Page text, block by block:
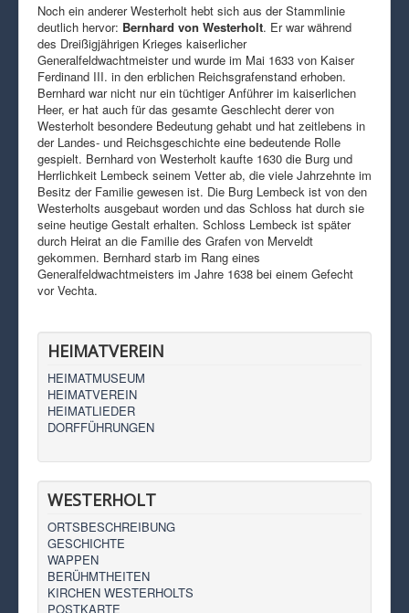
Noch ein anderer Westerholt hebt sich aus der Stammlinie
deutlich hervor: Bernhard von Westerholt. Er war während
des Dreißigjährigen Krieges kaiserlicher
Generalfeldwachtmeister und wurde im Mai 1633 von Kaiser
Ferdinand III. in den erblichen Reichsgrafenstand erhoben.
Bernhard war nicht nur ein tüchtiger Anführer im kaiserlichen
Heer, er hat auch für das gesamte Geschlecht derer von
Westerholt besondere Bedeutung gehabt und hat zeitlebens in
der Landes- und Reichsgeschichte eine bedeutende Rolle
gespielt. Bernhard von Westerholt kaufte 1630 die Burg und
Herrlichkeit Lembeck seinem Vetter ab, die viele Jahrzehnte im
Besitz der Familie gewesen ist. Die Burg Lembeck ist von den
Westerholts ausgebaut worden und das Schloss hat durch sie
seine heutige Gestalt erhalten. Schloss Lembeck ist später
durch Heirat an die Familie des Grafen von Merveldt
gekommen. Bernhard starb im Rang eines
Generalfeldwachtmeisters im Jahre 1638 bei einem Gefecht
vor Vechta.
HEIMATVEREIN
HEIMATMUSEUM
HEIMATVEREIN
HEIMATLIEDER
DORFFÜHRUNGEN
WESTERHOLT
ORTSBESCHREIBUNG
GESCHICHTE
WAPPEN
BERÜHMTHEITEN
KIRCHEN WESTERHOLTS
POSTKARTE